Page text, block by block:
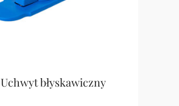
Uchwyt błyskawiczny